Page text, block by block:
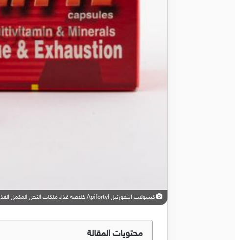
كبسولات ابيفورتيل Apifortyl خلاصة غذاء ملكات النحل المكمل الغذائي الاشهر لتقوية الجسم
محتويات المقالة